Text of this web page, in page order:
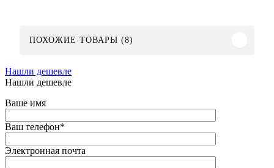
ПОХОЖИЕ ТОВАРЫ (8)
Нашли дешевле
Нашли дешевле
Ваше имя
Ваш телефон*
Электронная почта